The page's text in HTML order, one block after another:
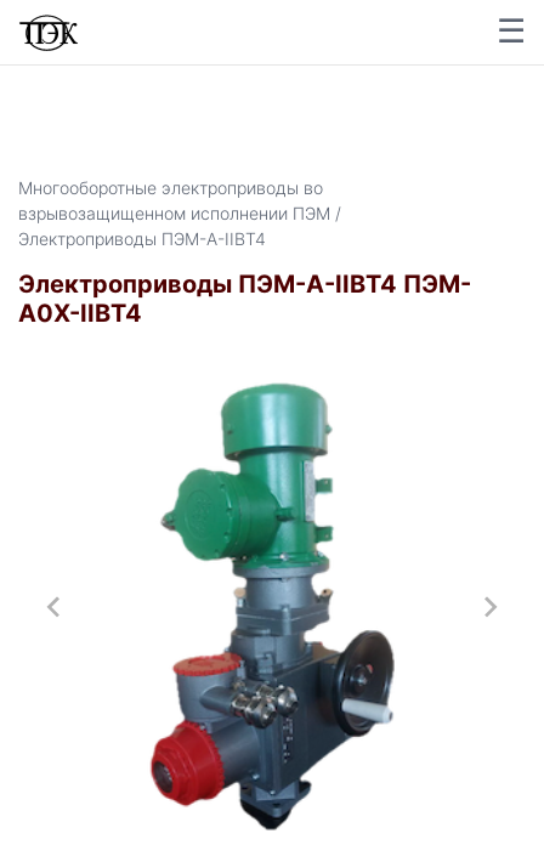
☰
×
Многооборотные электроприводы во
взрывозащищенном исполнении ПЭМ /
Электроприводы ПЭМ-А-IIВТ4
Электроприводы ПЭМ-А-IIВТ4 ПЭМ-
А0Х-IIВТ4